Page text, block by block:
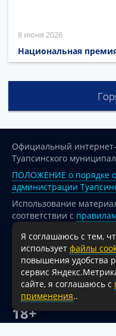
8 июня 2026
Национальная
Официальный
Туапсинского
ПОЛОЖЕНИЕ о порядке
администрации
Использование
соответствии с
опубликованных на сайте
При перепечатке и
на источник
Для сайтов и страниц
активная гиперссылка
администрации
18+
Я соглашаюсь с тем,
использует файлы
повышения удобства
сервис
сайте, я соглашаюсь с
применения..